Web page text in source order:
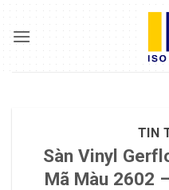
Skip
to
content
TIN
Sàn Vinyl
Mã Màu 2602